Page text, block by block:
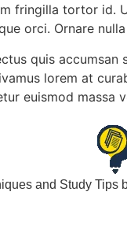
fringilla tortor id.
orci. Ornare
quis
lorem at
euismod massa
and Study Tips